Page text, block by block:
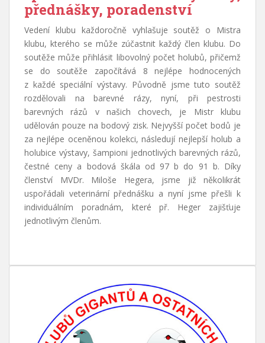
přednášky, poradenství
Vedení klubu každoročně vyhlašuje soutěž o Mistra
klubu, kterého se může zúčastnit každý člen klubu. Do
soutěže může přihlásit libovolný počet holubů, přičemž
se do soutěže započítává 8 nejlépe hodnocených
z každé speciální výstavy. Původně jsme tuto soutěž
rozdělovali na barevné rázy, nyní, při pestrosti
barevných rázů v našich chovech, je Mistr klubu
udělován pouze na bodový zisk. Nejvyšší počet bodů je
za nejlépe oceněnou kolekci, následují nejlepší holub a
holubice výstavy, šampioni jednotlivých barevných rázů,
čestné ceny a bodová škála od 97 b do 91 b. Díky
členství MVDr. Miloše Hegera, jsme již několikrát
uspořádali veterinární přednášku a nyní jsme přešli k
individuálním poradnám, které př. Heger zajišťuje
jednotlivým členům.